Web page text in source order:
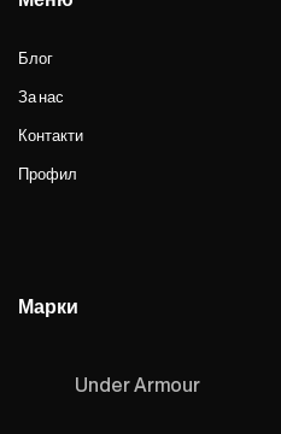
Блог
За нас
Контакти
Профил
Марки
Under Armour